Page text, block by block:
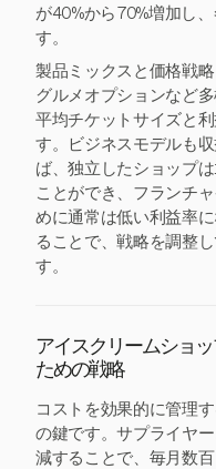
が40%から70%増加し
す。
製品ミックスと価格戦
グルメオプションなど
平均チケットサイズと
す。ビジネスモデルも
ば、独立したショップ
ことができ、フランチ
めに通常は低い利益率
ることで、戦略を調整
す。
アイスクリームショ
ための戦略
コストを効果的に管理
の鍵です。サプライヤ
減することで、毎月数